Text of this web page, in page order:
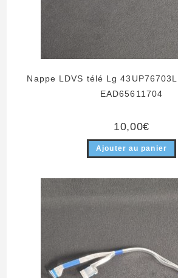
Nappe LDVS télé Lg
EAD65611704
10,00€
Ajouter au panier